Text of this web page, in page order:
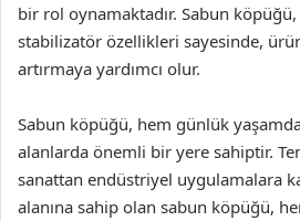
bir rol oynamaktadır. Sabun
stabilizatör özellikleri sayesinde,
artırmaya yardımcı olur.
Sabun köpüğü, hem günlük
alanlarda önemli bir yere sahiptir.
sanattan endüstriyel uygulamalara
alanına sahip olan sabun köpüğü,